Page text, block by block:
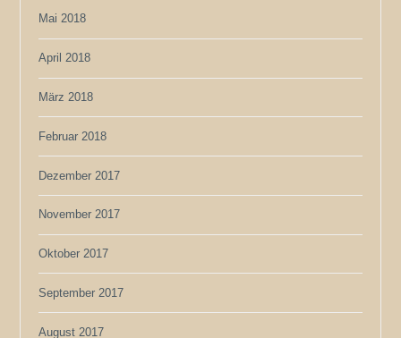
Mai 2018
April 2018
März 2018
Februar 2018
Dezember 2017
November 2017
Oktober 2017
September 2017
August 2017